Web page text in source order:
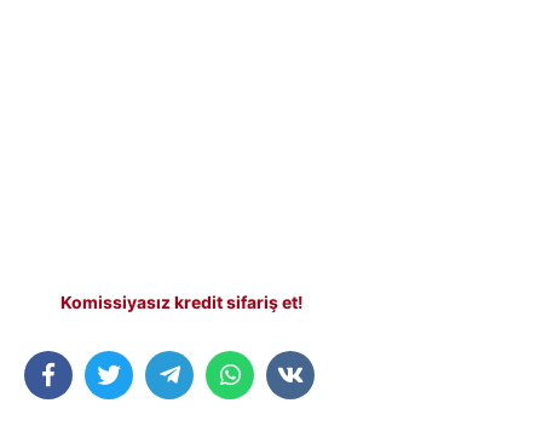
Komissiyasız kredit sifariş et!